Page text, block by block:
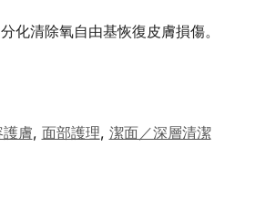
化清除氧自由基恢復皮膚損傷。
護膚, 面部護理, 潔面／深層清潔